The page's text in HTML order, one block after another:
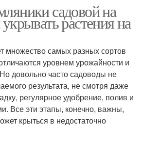
садовой на
растения на
множество самых разных сортов
уровнем урожайности и
довольно часто садоводы не
результата, не смотря даже
регулярное удобрение, полив и
Все эти этапы, конечно, важны,
крыться в недостаточно